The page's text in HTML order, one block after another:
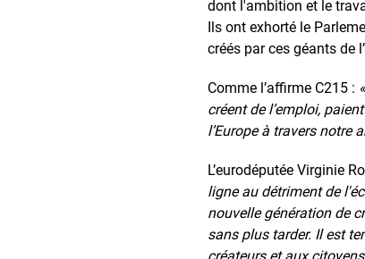
dont l'ambition et le
Ils ont exhorté le
créés par ces géants de
Comme l’affirme C215 :
créent de l’emploi,
l’Europe à travers notre
L’eurodéputée Virginie
ligne au détriment de
nouvelle génération de
sans plus tarder. Il est